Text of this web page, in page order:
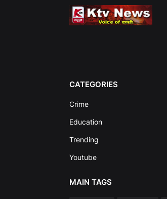
CATEGORIES
Crime
Education
Trending
Youtube
MAIN TAGS